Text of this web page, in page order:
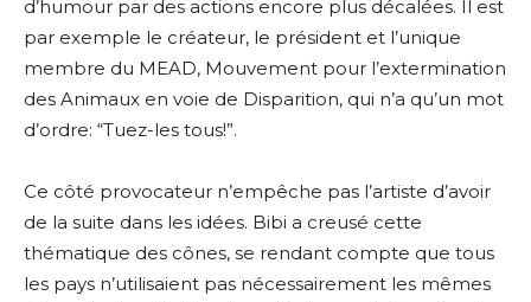
d’humour par des actions encore plus décalées. Il est
par exemple le créateur, le président et l’unique
membre du MEAD, Mouvement pour l’extermination
des Animaux en voie de Disparition, qui n’a qu’un mot
d’ordre: “Tuez-les tous!”.
Ce côté provocateur n’empêche pas l’artiste d’avoir
de la suite dans les idées. Bibi a creusé cette
thématique des cônes, se rendant compte que tous
les pays n’utilisaient pas nécessairement les mêmes